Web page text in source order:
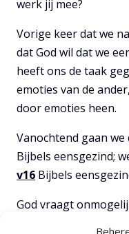
werk jij mee?
Vorige keer dat we
dat God wil dat we
heeft ons de taak
emoties van de
door emoties heen.
Vanochtend gaan
Bijbels eensgezind;
v16 Bijbels
God vraagt